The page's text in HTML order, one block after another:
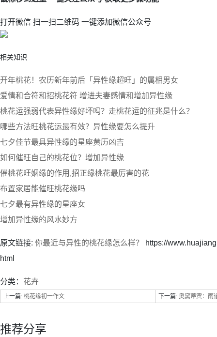
打开微信 扫一扫二维码 一键添加微信公众号
相关知识
开年桃花！农历新年前后「异性缘超旺」的属相男女
爱情和合符和招桃花符 增进夫妻感情和增加异性缘
桃花运强弱代表异性缘好坏吗？走桃花运的征兆是什么？
哪些方法旺桃花运最有效？异性缘要怎么提升
七夕佳节最具异性缘的星座黄历凶吉
如何催旺自己的桃花位？增加异性缘
催桃花旺姻缘的作用,招正缘桃花最厉害的花
布置家居能催旺桃花缘吗
七夕最有异性缘的星座女
增加异性缘的风水妙方
原文链接: 你最近与异性的桃花缘怎么样？
https://
html
分类： 花卉
上一篇: 桃花缘初一作文 下一篇: 奥黛蒂宾：雨
推荐分享